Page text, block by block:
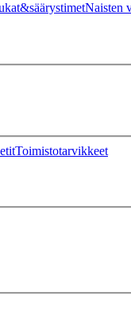
Naisten
Toimistotarvikkeet